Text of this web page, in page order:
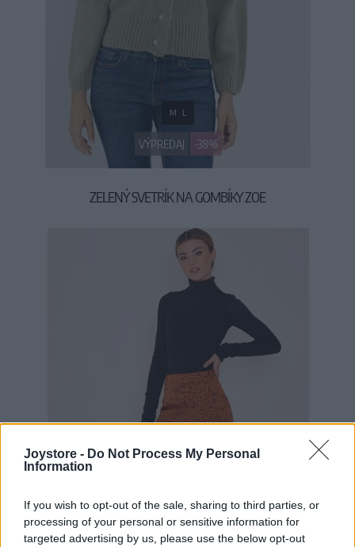
Joystore - Do Not Process My Personal
Information
If you wish to opt-out of the sale, sharing to third parties, or
processing of your personal or sensitive information for
targeted advertising by us, please use the below opt-out
VÝPREDAJ -38%
M L
ZELENÝ SVETRÍK NA GOMBÍKY ZOE
24,90 €